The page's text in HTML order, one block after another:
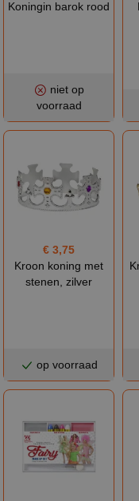
Koningin barok rood
niet op
voorraad
€ 3,75
Kroon koning met
stenen, zilver
op voorraad